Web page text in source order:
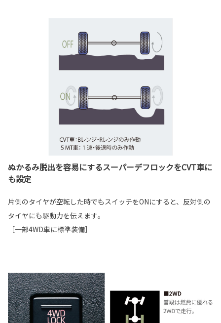
ぬかるみ脱出を容易にするスーパーデフロックをCVT車に
も設定
片側のタイヤが空転した時でもスイッチをONにすると、反対側の
タイヤにも駆動力を伝えます｡
［一部4WD車に標準装備］